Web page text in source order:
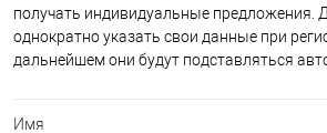
получать индивидуальные предложения.
однократно указать свои данные при
дальнейшем они будут подставляться
Имя